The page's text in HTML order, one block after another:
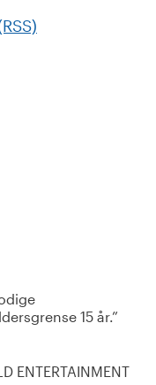
15 år.
ENTERTAINMENT